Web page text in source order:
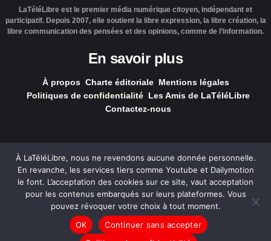
LaTéléLibre est le premier média numérique citoyen, indépendant et
participatif. Depuis 2007, elle soutient la libre expression, la libre création, la
libre communication des pensées et des opinions, comme de l’information.
En savoir plus
À propos Charte éditoriale Mentions légales
Politiques de confidentialité Les Amis de LaTéléLibre
Contactez-nous
LaTéléLibre.fr, ce site a été réalisé par l'agenceNOUS, Ouvert,
Utile & Simple
— Tous les contenus, sauf exception signalée, sont
sous licence Creative Commons .
À LaTéléLibre, nous ne revendons aucune donnée personnelle.
En revanche, les services tiers comme Youtube et Dailymotion
le font. L’acceptation des cookies sur ce site, vaut acceptation
pour les contenus embarqués sur leurs plateformes. Vous
pouvez révoquer votre choix à tout moment.
OK
Continuer sans accepter